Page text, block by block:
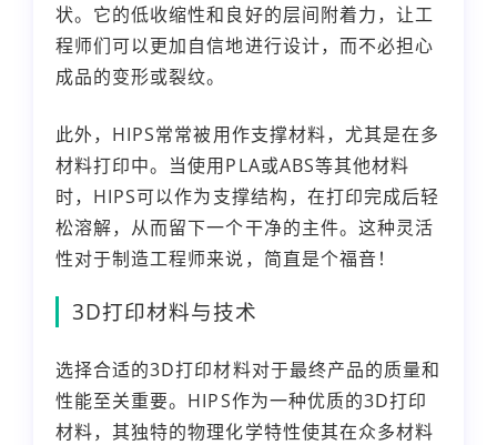
状。它的低收缩性和良好的层间附着力，让工
程师们可以更加自信地进行设计，而不必担心
成品的变形或裂纹。
此外，HIPS常常被用作支撑材料，尤其是在多
材料打印中。当使用PLA或ABS等其他材料
时，HIPS可以作为支撑结构，在打印完成后轻
松溶解，从而留下一个干净的主件。这种灵活
性对于制造工程师来说，简直是个福音！
3D打印材料与技术
选择合适的3D打印材料对于最终产品的质量和
性能至关重要。HIPS作为一种优质的3D打印
材料，其独特的物理化学特性使其在众多材料